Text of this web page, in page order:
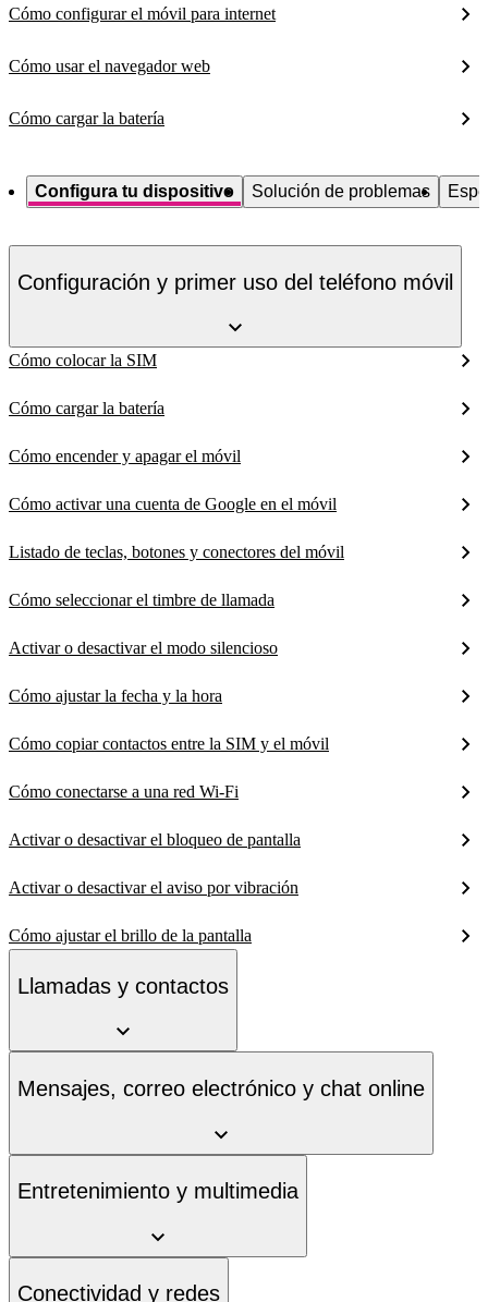
Cómo configurar el móvil para internet
Cómo usar el navegador web
Cómo cargar la batería
Configura tu dispositivo Solución de problemas
Configuración y primer uso del teléfono móvil
Cómo colocar la SIM
Cómo cargar la batería
Cómo encender y apagar el móvil
Cómo activar una cuenta de Google en el móvil
Listado de teclas, botones y conectores del móvil
Cómo seleccionar el timbre de llamada
Activar o desactivar el modo silencioso
Cómo ajustar la fecha y la hora
Cómo copiar contactos entre la SIM y el móvil
Cómo conectarse a una red Wi-Fi
Activar o desactivar el bloqueo de pantalla
Activar o desactivar el aviso por vibración
Cómo ajustar el brillo de la pantalla
Llamadas y contactos
Mensajes, correo electrónico y chat online
Entretenimiento y multimedia
Conectividad y redes